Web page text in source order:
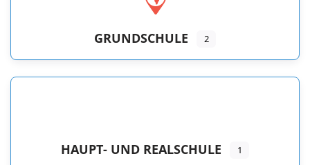
GRUNDSCHULE 2
HAUPT- UND REALSCHULE 1